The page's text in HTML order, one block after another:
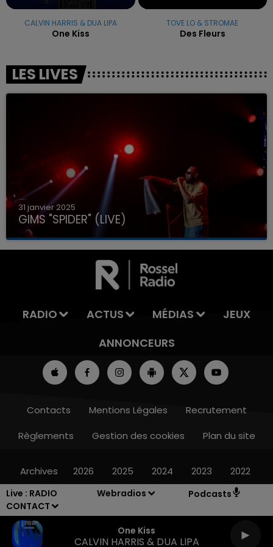
Live : RADIO
CONTACT
Webradios Podcasts
One Kiss
CALVIN HARRIS & DUA LIPA
CALVIN HARRIS & DUA LIPA
One Kiss
TOVE LO & STROMAE
Des Fleurs
LES LIVES
31 janvier 2025
GIMS "SPIDER" (LIVE)
RADIO ACTUS MÉDIAS
JEUX
ANNONCEURS
Contacts Mentions Légales
Recrutement
Règlements
Gestion des cookies Plan du site
Archives 2026 2025 2024 2023 2022